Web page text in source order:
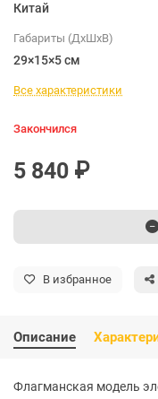
Китай
Габариты (ДхШхВ)
29×15×5 см
Все характеристики
Закончился
5 840 ₽
В избранное
Описание
Флагманская модель